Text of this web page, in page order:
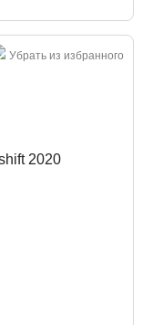
Убрать из избранного